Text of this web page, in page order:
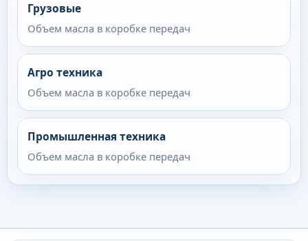
Грузовые
Объем масла в коробке передач
Агро техника
Объем масла в коробке передач
Промышленная техника
Объем масла в коробке передач